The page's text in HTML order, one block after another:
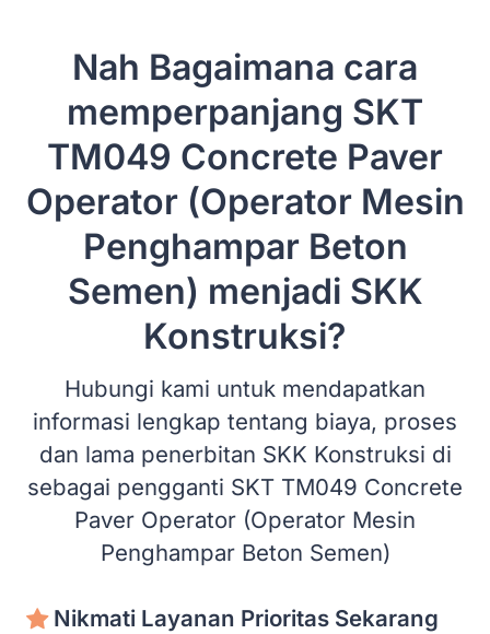
Nah Bagaimana cara
memperpanjang SKT
TM049 Concrete Paver
Operator (Operator Mesin
Penghampar Beton
Semen) menjadi SKK
Konstruksi?
Hubungi kami untuk mendapatkan
informasi lengkap tentang biaya, proses
dan lama penerbitan SKK Konstruksi di
sebagai pengganti SKT TM049 Concrete
Paver Operator (Operator Mesin
Penghampar Beton Semen)
Nikmati Layanan Prioritas Sekarang